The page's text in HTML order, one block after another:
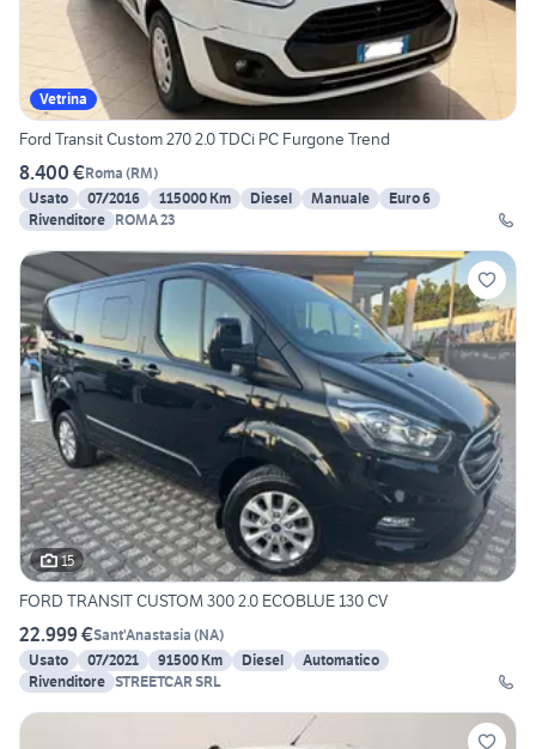
Vetrina
Ford Transit Custom 270 2.0 TDCi PC Furgone Trend
8.400 €Roma (RM)
Usato
07/2016 115000 Km Diesel Manuale
Euro 6
Rivenditore ROMA 23
15
FORD TRANSIT CUSTOM 300 2.0 ECOBLUE 130 CV
22.999 €Sant'Anastasia (NA)
Usato
07/2021 91500 Km Diesel
Automatico
Rivenditore STREETCAR SRL